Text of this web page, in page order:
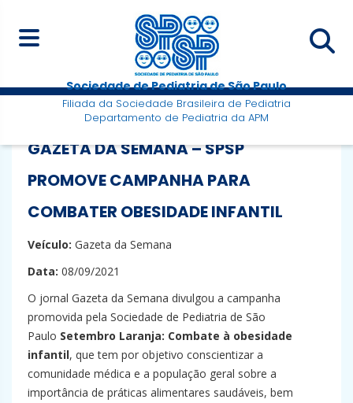
Sociedade de Pediatria de São Paulo
Filiada da Sociedade Brasileira de Pediatria
Departamento de Pediatria da APM
GAZETA DA SEMANA – SPSP
PROMOVE CAMPANHA PARA
COMBATER OBESIDADE INFANTIL
Veículo: Gazeta da Semana
Data: 08/09/2021
O jornal Gazeta da Semana divulgou a campanha
promovida pela Sociedade de Pediatria de São
Paulo Setembro Laranja: Combate à obesidade
infantil, que tem por objetivo conscientizar a
comunidade médica e a população geral sobre a
importância de práticas alimentares saudáveis, bem